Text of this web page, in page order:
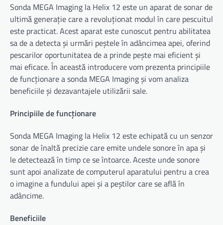
Sonda MEGA Imaging la Helix 12 este un aparat de sonar de
ultimă generație care a revoluționat modul în care pescuitul
este practicat. Acest aparat este cunoscut pentru abilitatea
sa de a detecta și urmări peștele în adâncimea apei, oferind
pescarilor oportunitatea de a prinde pește mai eficient și
mai eficace. În această introducere vom prezenta principiile
de funcționare a sonda MEGA Imaging și vom analiza
beneficiile și dezavantajele utilizării sale.
Principiile de funcționare
Sonda MEGA Imaging la Helix 12 este echipată cu un senzor
sonar de înaltă precizie care emite undele sonore în apa și
le detectează în timp ce se întoarce. Aceste unde sonore
sunt apoi analizate de computerul aparatului pentru a crea
o imagine a fundului apei și a peștilor care se află în
adâncime.
Beneficiile